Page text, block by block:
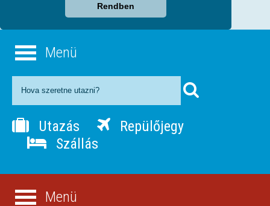
Rendben
Menü
Utazás
Repülőjegy
Szállás
Menü